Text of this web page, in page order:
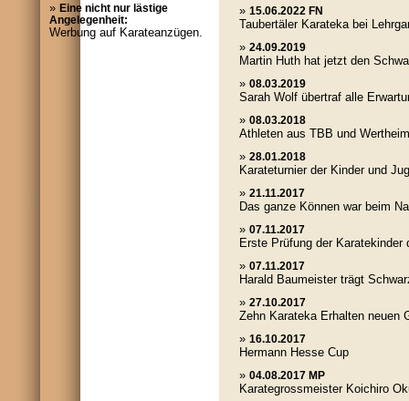
» Eine nicht nur lästige
Angelegenheit:
Werbung auf Karateanzügen.
» 15.06.2022 FN
Taubertäler Karateka bei
» 24.09.2019
Martin Huth hat jetzt den
» 08.03.2019
Sarah Wolf übertraf alle
» 08.03.2018
Athleten aus TBB und
» 28.01.2018
Karateturnier der Kinder und
» 21.11.2017
Das ganze Können war beim
» 07.11.2017
Erste Prüfung der
» 07.11.2017
Harald Baumeister trägt
» 27.10.2017
Zehn Karateka Erhalten neuen
» 16.10.2017
Hermann Hesse Cup
» 04.08.2017 MP
Karategrossmeister Koichiro